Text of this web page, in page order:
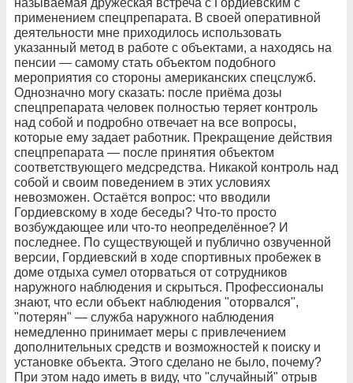
применением спецпрепарата. В своей оперативной
деятельности мне приходилось использовать
указанный метод в работе с объектами, а находясь на
пенсии — самому стать объектом подобного
мероприятия со стороны американских спецслужб.
Однозначно могу сказать: после приёма дозы
спецпрепарата человек полностью теряет контроль
над собой и подробно отвечает на все вопросы,
которые ему задает работник. Прекращение действия
спецпрепарата — после принятия объектом
соответствующего медсредства. Никакой контроль над
собой и своим поведением в этих условиях
невозможен. Остаётся вопрос: что вводили
Гордиевскому в ходе беседы? Что-то просто
возбуждающее или что-то неопределённое? И
последнее. По существующей и публично озвученной
версии, Гордиевский в ходе спортивных пробежек в
доме отдыха сумел оторваться от сотрудников
наружного наблюдения и скрыться. Профессионалы
знают, что если объект наблюдения "оторвался",
"потерян" — служба наружного наблюдения
немедленно принимает меры с привлечением
дополнительных средств и возможностей к поиску и
установке объекта. Этого сделано не было, почему?
При этом надо иметь в виду, что "случайный" отрыв